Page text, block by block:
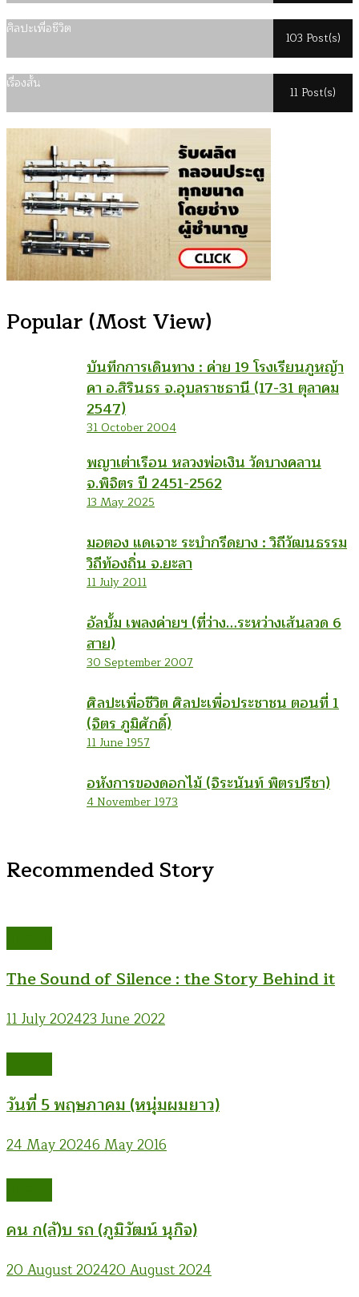
ศิลปะเพื่อชีวิต
103 Post(s)
เรื่องสั้น
11 Post(s)
Popular (Most View)
บันทึกการเดินทาง : ค่าย 19 โรงเรียนภูหญ้า
คา อ.สิรินธร จ.อุบลราชธานี (17-31 ตุลาคม
2547)
31 October 2004
พญาเต่าเรือน หลวงพ่อเงิน วัดบางคลาน
จ.พิจิตร ปี 2451-2562
13 May 2025
มอตอง แดเจาะ ระบำกรีดยาง : วิถีวัฒนธรรม
วิถีท้องถิ่น จ.ยะลา
11 July 2011
อัลบั้ม เพลงค่ายฯ (ที่ว่าง…ระหว่างเส้นลวด 6
สาย)
30 September 2007
ศิลปะเพื่อชีวิต ศิลปะเพื่อประชาชน ตอนที่ 1
(จิตร ภูมิศักดิ์)
11 June 1957
อหังการของดอกไม้ (จิระนันท์ พิตรปรีชา)
4 November 1973
Recommended Story
The Sound of Silence : the Story Behind it
11 July 202423 June 2022
วันที่ 5 พฤษภาคม (หนุ่มผมยาว)
24 May 20246 May 2016
คน ก(ลั)บ รถ (ภูมิวัฒน์ นุกิจ)
20 August 202420 August 2024